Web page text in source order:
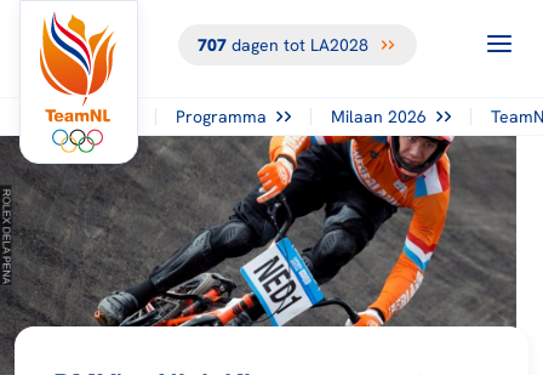
707dagen tot LA2028
Programma Milaan 2026